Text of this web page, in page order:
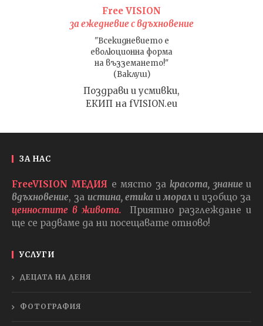
Free VISION
за ежедневие с вдъхновение
"Всекидневието е
еволюционна форма
на възземането!"
(Ваклуш)
Поздрави и усмивки,
ЕКИП на fVISION.eu
ЗА НАС
FreeVISION МЕДИЯ е място закрасота, знаниеи
вдъхновение, за истина, етика и морали изобщо за
ценностите в живота.
Приятно разглеждане и
ще се радваме да ни посещавате отново!
УСЛУГИ
ДЕЦАТА НА ДЕНЯ
ФОТОГРАФИЯ